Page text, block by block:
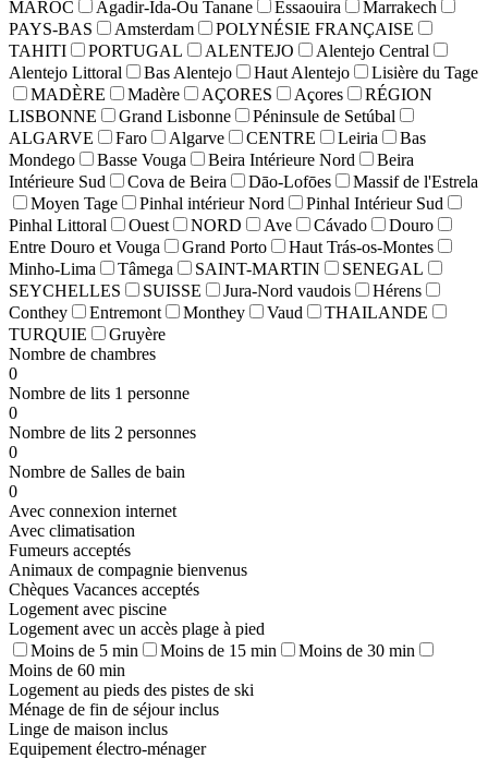
MAROC Agadir-Ida-Ou Tanane Essaouira
Marrakech
PAYS-BAS
Amsterdam
POLYNÉSIE FRANÇAISE
TAHITI
PORTUGAL ALENTEJO
Alentejo Central
Alentejo Littoral
Bas Alentejo Haut Alentejo
Lisière du Tage
MADÈRE
Madère AÇORES Açores
RÉGION
LISBONNE
Grand Lisbonne
Péninsule de Setúbal
ALGARVE
Faro Algarve CENTRE Leiria
Bas
Mondego
Basse Vouga Beira Intérieure Nord
Beira
Intérieure Sud
Cova de Beira Dāo-Lofōes
Massif de l'Estrela
Moyen Tage
Pinhal intérieur Nord
Pinhal Intérieur Sud
Pinhal Littoral
Ouest NORD Ave Cávado
Douro
Entre Douro et Vouga
Grand Porto
Haut Trás-os-Montes
Minho-Lima
Tâmega SAINT-MARTIN
SENEGAL
SEYCHELLES
SUISSE Jura-Nord vaudois
Hérens
Conthey
Entremont Monthey Vaud
THAILANDE
TURQUIE
Gruyère
Nombre de chambres
0
Nombre de lits 1 personne
0
Nombre de lits 2 personnes
0
Nombre de Salles de bain
0
Avec connexion internet
Avec climatisation
Fumeurs acceptés
Animaux de compagnie bienvenus
Chèques Vacances acceptés
Logement avec piscine
Logement avec un accès plage à pied
Moins de 5 min
Moins de 15 min
Moins de 30 min
Moins de 60 min
Logement au pieds des pistes de ski
Ménage de fin de séjour inclus
Linge de maison inclus
Equipement électro-ménager